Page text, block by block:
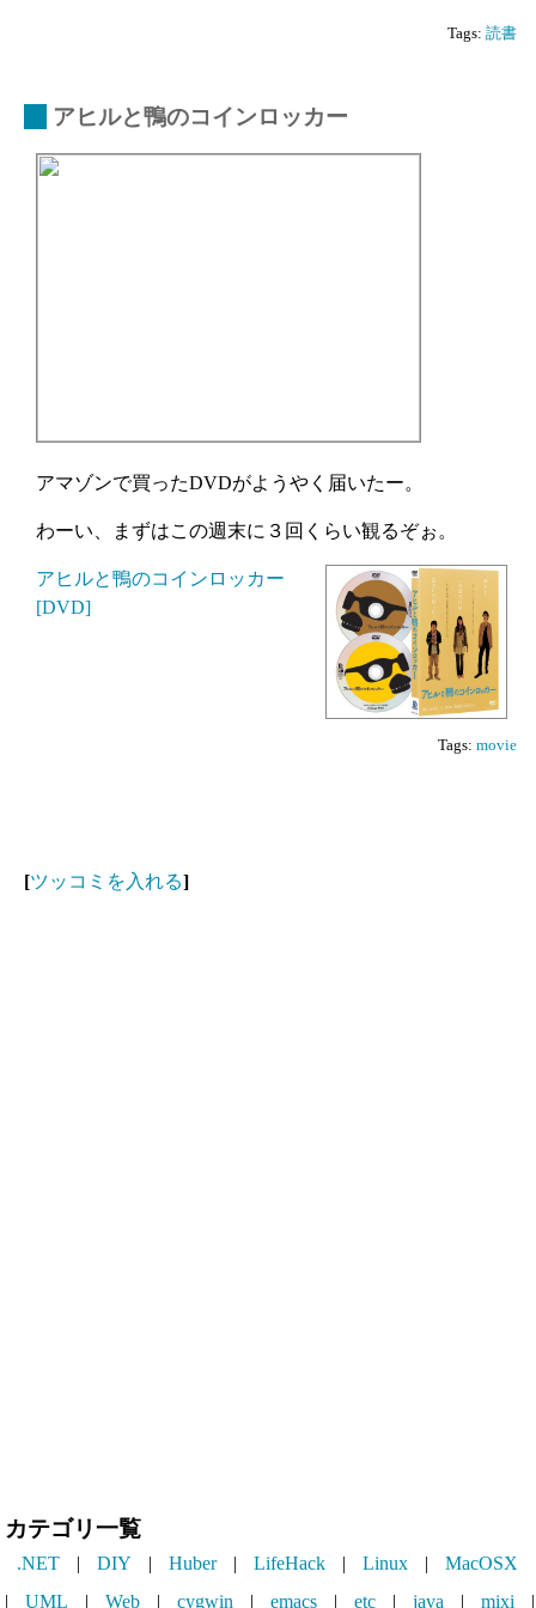
Tags: 読書
アヒルと鴨のコインロッカー
アマゾンで買ったDVDがようやく届いたー。
わーい、まずはこの週末に３回くらい観るぞぉ。
アヒルと鴨のコインロッカー
[DVD]
Tags: movie
[ツッコミを入れる]
カテゴリ一覧
.NET | DIY | Huber | LifeHack | Linux |
MacOSX
|
UML | Web | cygwin | emacs | etc | java | mixi |